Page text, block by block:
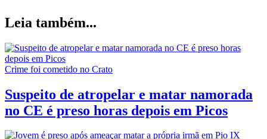
Leia também...
Crime foi cometido no Crato
Suspeito de atropelar e matar namorada
no CE é preso horas depois em Picos